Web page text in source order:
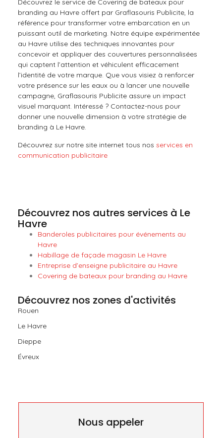
Découvrez le service de Covering de bateaux pour
branding au Havre offert par Graflasouris Publicite, la
référence pour transformer votre embarcation en un
puissant outil de marketing. Notre équipe expérimentée
au Havre utilise des techniques innovantes pour
concevoir et appliquer des couvertures personnalisées
qui captent l’attention et véhiculent efficacement
l’identité de votre marque. Que vous visiez à renforcer
votre présence sur les eaux ou à lancer une nouvelle
campagne, Graflasouris Publicite assure un impact
visuel marquant. Intéressé ? Contactez-nous pour
donner une nouvelle dimension à votre stratégie de
branding à Le Havre.
Découvrez sur notre site internet tous nos services en
communication publicitaire
Découvrez nos autres services à Le
Havre
Banderoles publicitaires pour événements au
Havre
Habillage de façade magasin Le Havre
Entreprise d’enseigne publicitaire au Havre
Covering de bateaux pour branding au Havre
Découvrez nos zones d'activités
Rouen
Le Havre
Dieppe
Évreux
Nous appeler